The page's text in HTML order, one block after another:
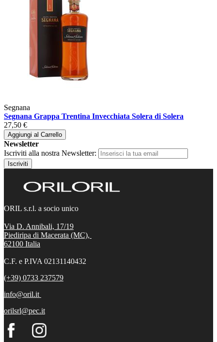
Segnana
Segnana Grappa Trentina Invecchiata Solera di Solera
27,50 €
Aggiungi al Carrello
Newsletter
Iscriviti alla nostra Newsletter:
Iscriviti
ORIL s.r.l. a socio unico
Via D. Annibali, 17/19
Piediripa di Macerata (MC),
62100 Italia
C.F. e P.IVA 02131140432
(+39) 0733 237579
info@oril.it
orilsrl@pec.it